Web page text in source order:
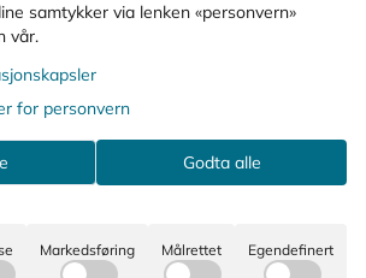
samtykker via lenken «personvern»
vår.
for personvern
Godta alle
Markedsføring Målrettet Egendefinert